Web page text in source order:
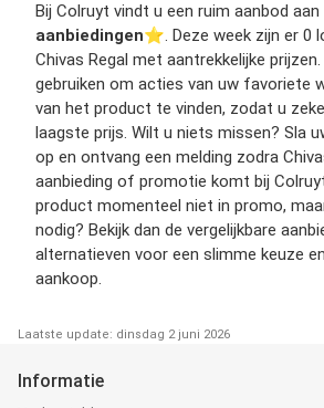
Bij Colruyt vindt u een ruim aanbod
aanbiedingen⭐️. Deze week zijn er 0
Chivas Regal met aantrekkelijke
gebruiken om acties van uw favoriete
van het product te vinden, zodat u
laagste prijs. Wilt u niets missen? Sla
op en ontvang een melding zodra
aanbieding of promotie komt bij
product momenteel niet in promo,
nodig? Bekijk dan de vergelijkbare
alternatieven voor een slimme keuze
aankoop.
Laatste update: dinsdag 2 juni 2026
Informatie